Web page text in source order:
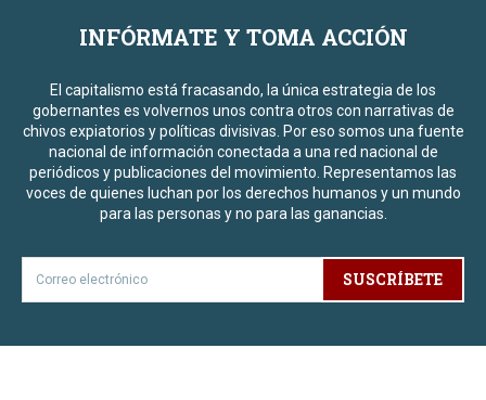
INFÓRMATE Y TOMA ACCIÓN
El capitalismo está fracasando, la única estrategia de los
gobernantes es volvernos unos contra otros con narrativas de
chivos expiatorios y políticas divisivas. Por eso somos una fuente
nacional de información conectada a una red nacional de
periódicos y publicaciones del movimiento. Representamos las
voces de quienes luchan por los derechos humanos y un mundo
para las personas y no para las ganancias.
SUSCRÍBETE